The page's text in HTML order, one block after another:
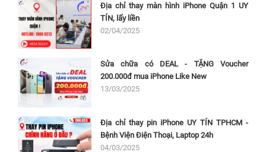
Địa chỉ thay màn hình iPhone Quận 1 UY
TÍN, lấy liền
02/04/2025
Sửa chữa có DEAL - TẶNG Voucher
200.000đ mua iPhone Like New
13/03/2025
Địa chỉ thay pin iPhone UY TÍN TPHCM -
Bệnh Viện Điện Thoại, Laptop 24h
04/03/2025